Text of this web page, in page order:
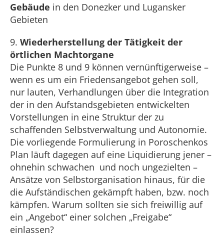
Gebäude in den Donezker und Lugansker
Gebieten
9. Wiederherstellung der Tätigkeit der
örtlichen Machtorgane
Die Punkte 8 und 9 können vernünftigerweise –
wenn es um ein Friedensangebot gehen soll,
nur lauten, Verhandlungen über die Integration
der in den Aufstandsgebieten entwickelten
Vorstellungen in eine Struktur der zu
schaffenden Selbstverwaltung und Autonomie.
Die vorliegende Formulierung in Poroschenkos
Plan läuft dagegen auf eine Liquidierung jener –
ohnehin schwachen und noch ungezielten –
Ansätze von Selbstorganisation hinaus, für die
die Aufständischen gekämpft haben, bzw. noch
kämpfen. Warum sollten sie sich freiwillig auf
ein „Angebot“ einer solchen „Freigabe“
einlassen?